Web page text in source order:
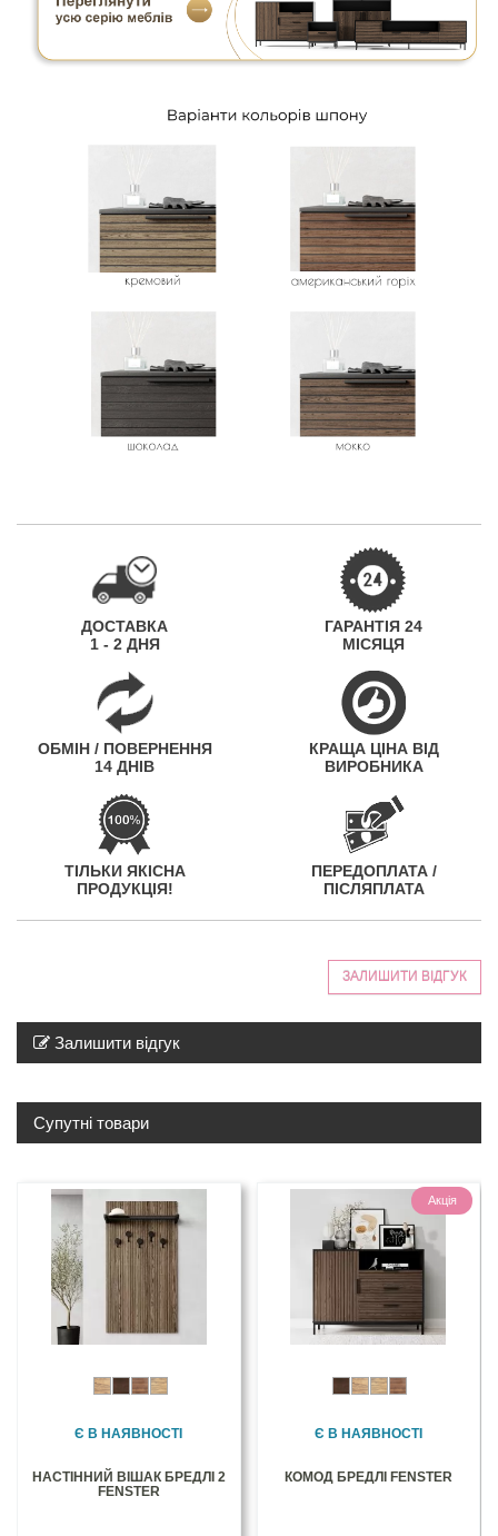
ДОСТАВКА
1 - 2 ДНЯ
ГАРАНТІЯ 24
МІСЯЦЯ
ОБМІН / ПОВЕРНЕННЯ
14 ДНІВ
КРАЩА ЦІНА ВІД
ВИРОБНИКА
ТІЛЬКИ ЯКІСНА
ПРОДУКЦІЯ!
ПЕРЕДОПЛАТА /
ПІСЛЯПЛАТА
ЗАЛИШИТИ ВІДГУК
Залишити відгук
Супутні товари
Є В НАЯВНОСТІ
НАСТІННИЙ ВІШАК БРЕДЛІ 2
FENSTER
Акція
Є В НАЯВНОСТІ
КОМОД БРЕДЛІ FENSTER